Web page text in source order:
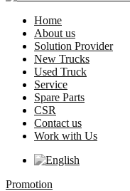
Home
About us
Solution Provider
New Trucks
Used Truck
Service
Spare Parts
CSR
Contact us
Work with Us
Promotion